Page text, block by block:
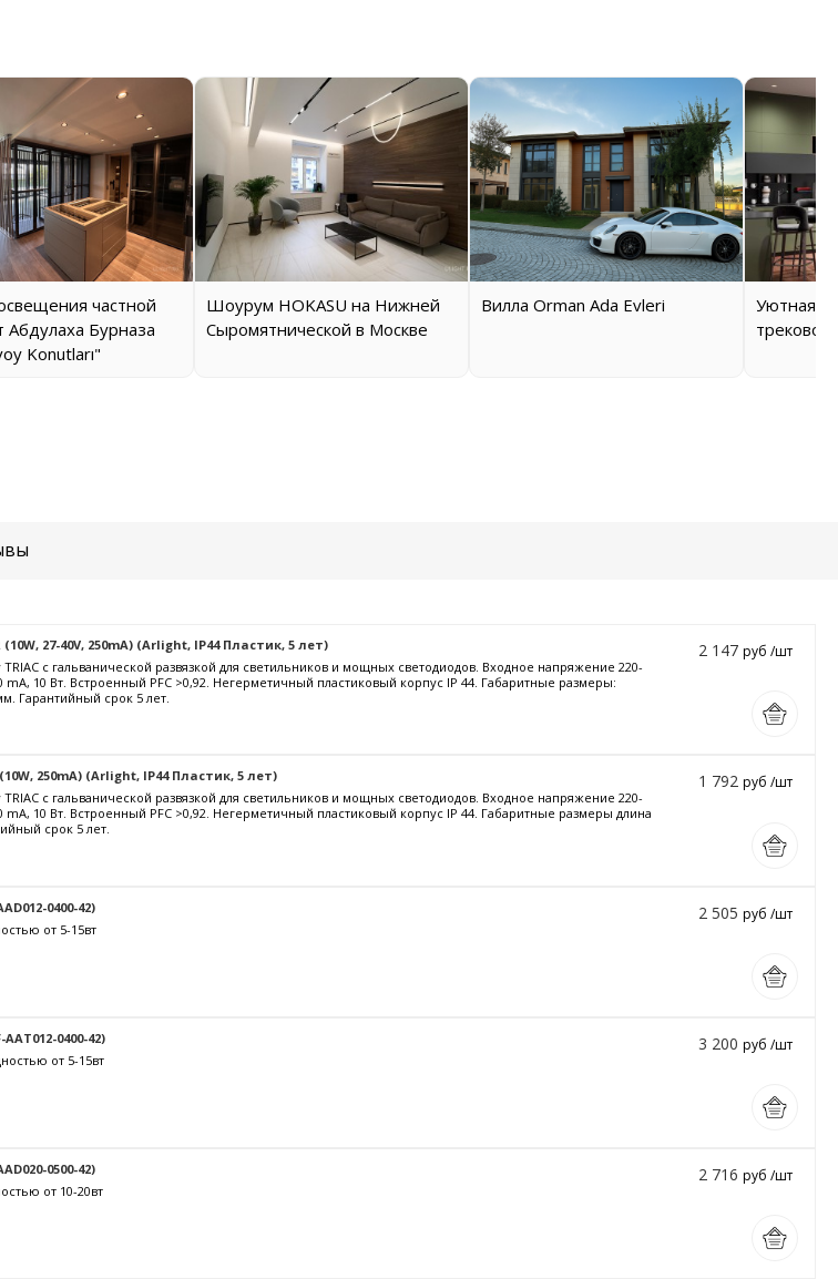
частной
Абдулаха Бурназа
Konutları"
Шоурум HOKASU на Нижней
Сыромятнической в Москве
Вилла Orman Ada Evleri
Уютная
трековой
(10W, 27-40V, 250mA) (Arlight, IP44 Пластик, 5 лет)
с гальванической развязкой для светильников и мощных светодиодов. Входное напряжение 220-
10 Вт. Встроенный PFC >0,92. Негерметичный пластиковый корпус IP 44. Габаритные размеры:
Гарантийный срок 5 лет.
2 147 руб /шт
250mA) (Arlight, IP44 Пластик, 5 лет)
с гальванической развязкой для светильников и мощных светодиодов. Входное напряжение 220-
10 Вт. Встроенный PFC >0,92. Негерметичный пластиковый корпус IP 44. Габаритные размеры длина
срок 5 лет.
1 792 руб /шт
0400-42)
от 5-15вт
2 505 руб /шт
0400-42)
от 5-15вт
3 200 руб /шт
0500-42)
от 10-20вт
2 716 руб /шт